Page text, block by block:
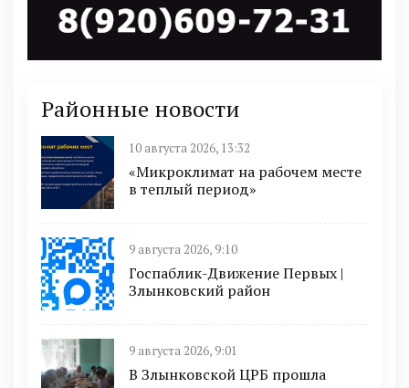
Районные новости
10 августа 2026, 13:32
«Микроклимат на рабочем месте
в теплый период»
9 августа 2026, 9:10
Госпаблик-Движение Первых |
Злынковский район
9 августа 2026, 9:01
В Злынковской ЦРБ прошла